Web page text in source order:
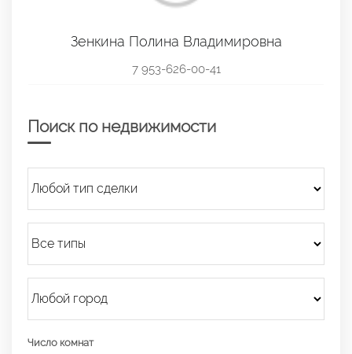
Зенкина Полина Владимировна
7 953-626-00-41
Поиск по недвижимости
Число комнат